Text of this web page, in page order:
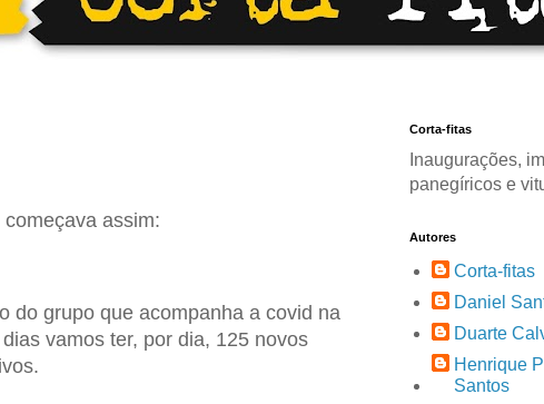
assim:
do grupo que acompanha a covid na
vamos ter, por dia, 125 novos
Corta-fitas
Inaugurações,
panegíricos e
Autores
Corta-fitas
Daniel
Duarte
Henrique
Santos